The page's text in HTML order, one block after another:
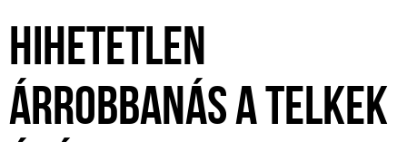
HIHETETLEN
ÁRROBBANÁS A TELKEK